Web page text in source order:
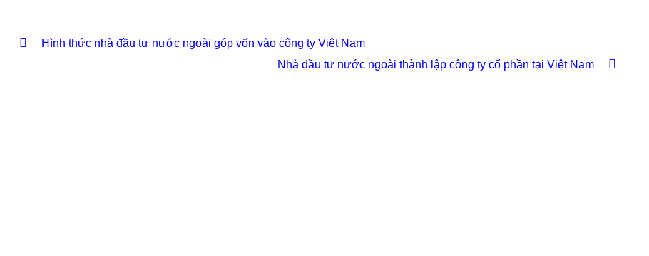
Hình thức nhà đầu tư nước ngoài góp vốn vào công ty Việt Nam
Nhà đầu tư nước ngoài thành lập công ty cổ phần tại Việt Nam